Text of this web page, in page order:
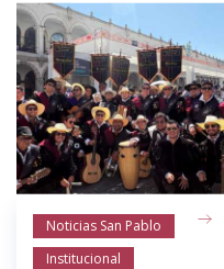
Noticias San Pablo
Institucional